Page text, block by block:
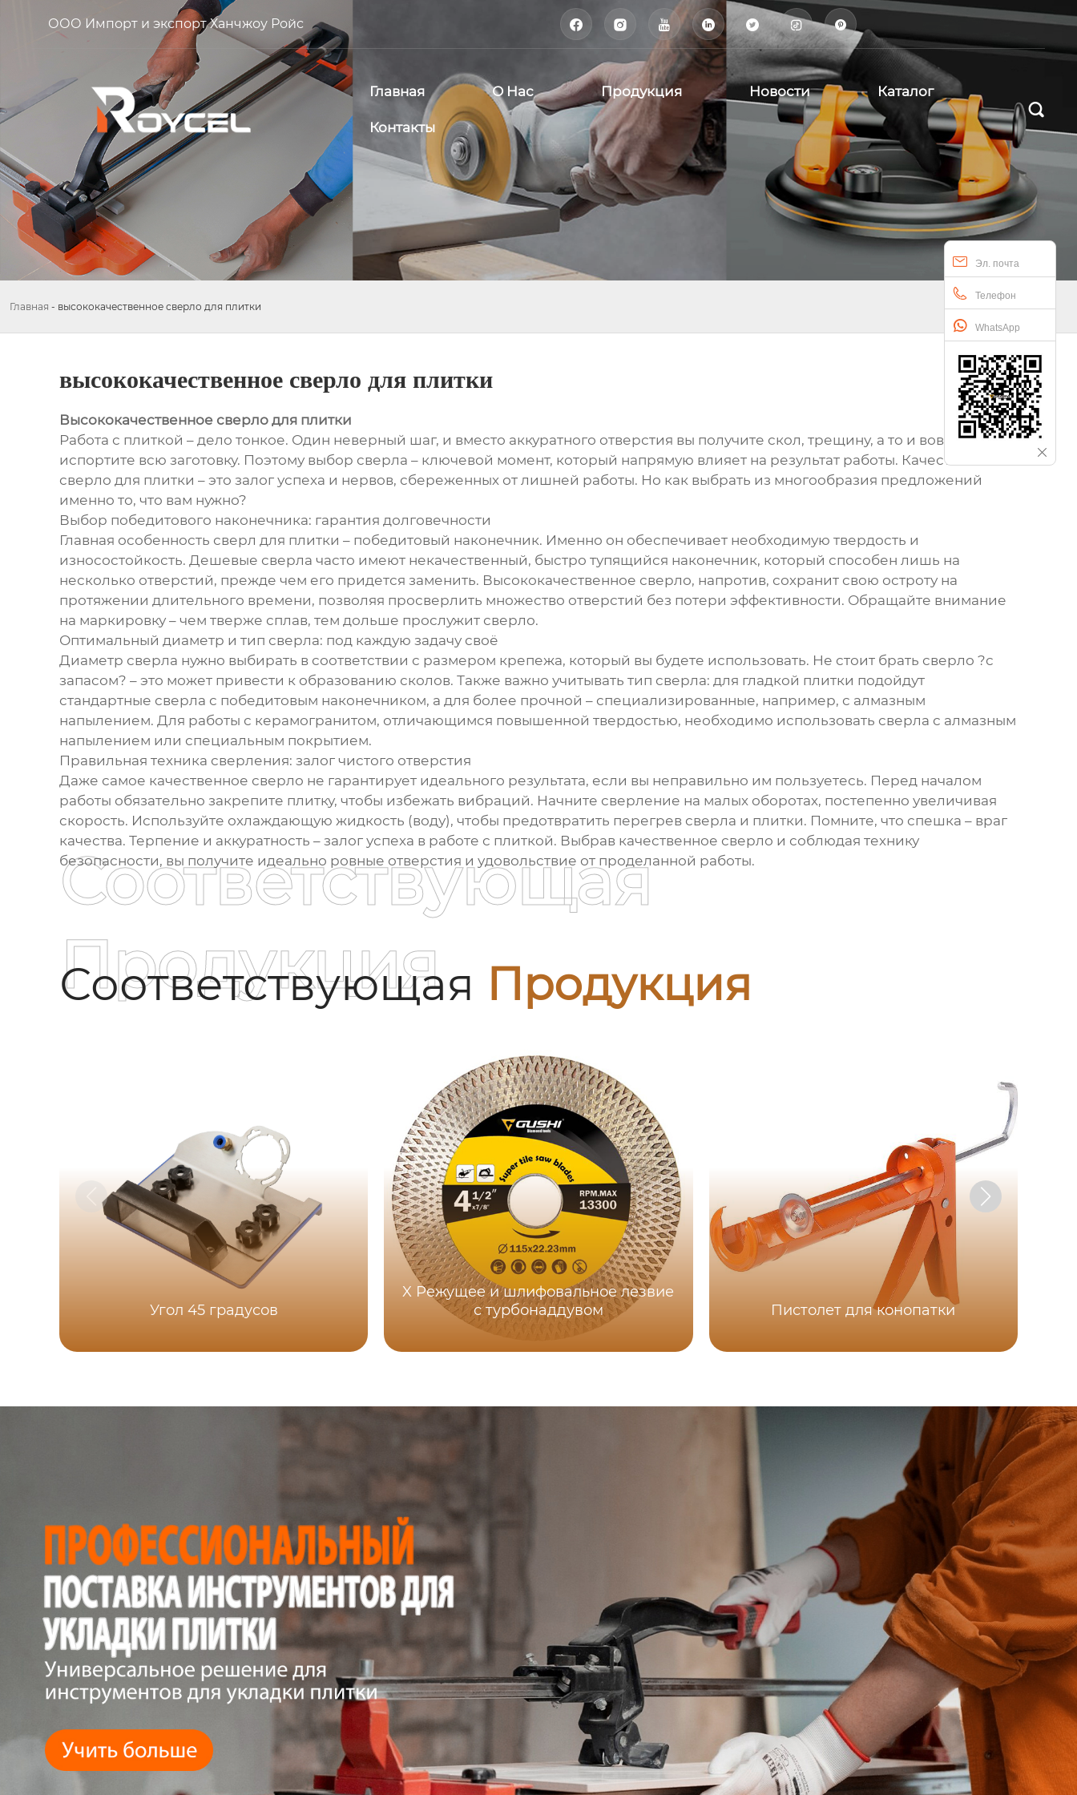
ООО Импорт и экспорт Ханчжоу Ройс       
Главная О Нас Продукция Новости Каталог
Контакты

Эл. почта
Телефон
WhatsApp
Главная - высококачественное сверло для плитки
высококачественное сверло для плитки
Высококачественное сверло для плитки
Работа с плиткой – дело тонкое. Один неверный шаг, и вместо аккуратного отверстия вы получите скол, трещину, а то и вовсе
испортите всю заготовку. Поэтому выбор сверла – ключевой момент, который напрямую влияет на результат работы. Качественное
сверло для плитки – это залог успеха и нервов, сбереженных от лишней работы. Но как выбрать из многообразия предложений
именно то, что вам нужно?
Выбор победитового наконечника: гарантия долговечности
Главная особенность сверл для плитки – победитовый наконечник. Именно он обеспечивает необходимую твердость и
износостойкость. Дешевые сверла часто имеют некачественный, быстро тупящийся наконечник, который способен лишь на
несколько отверстий, прежде чем его придется заменить. Высококачественное сверло, напротив, сохранит свою остроту на
протяжении длительного времени, позволяя просверлить множество отверстий без потери эффективности. Обращайте внимание
на маркировку – чем тверже сплав, тем дольше прослужит сверло.
Оптимальный диаметр и тип сверла: под каждую задачу своё
Диаметр сверла нужно выбирать в соответствии с размером крепежа, который вы будете использовать. Не стоит брать сверло ?с
запасом? – это может привести к образованию сколов. Также важно учитывать тип сверла: для гладкой плитки подойдут
стандартные сверла с победитовым наконечником, а для более прочной – специализированные, например, с алмазным
напылением. Для работы с керамогранитом, отличающимся повышенной твердостью, необходимо использовать сверла с алмазным
напылением или специальным покрытием.
Правильная техника сверления: залог чистого отверстия
Даже самое качественное сверло не гарантирует идеального результата, если вы неправильно им пользуетесь. Перед началом
работы обязательно закрепите плитку, чтобы избежать вибраций. Начните сверление на малых оборотах, постепенно увеличивая
скорость. Используйте охлаждающую жидкость (воду), чтобы предотвратить перегрев сверла и плитки. Помните, что спешка – враг
качества. Терпение и аккуратность – залог успеха в работе с плиткой. Выбрав качественное сверло и соблюдая технику
безопасности, вы получите идеально ровные отверстия и удовольствие от проделанной работы.
Соответствующая Продукция
Соответствующая
Продукция
Угол 45 градусов
X Режущее и шлифовальное лезвие
с турбонаддувом
Пистолет для конопатки